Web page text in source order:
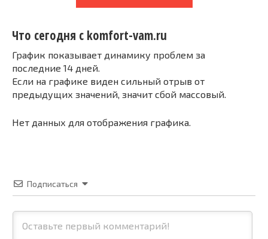
Что сегодня с komfort-vam.ru
График показывает динамику проблем за
последние 14 дней.
Если на графике виден сильный отрыв от
предыдущих значений, значит сбой массовый.
Нет данных для отображения графика.
Подписаться